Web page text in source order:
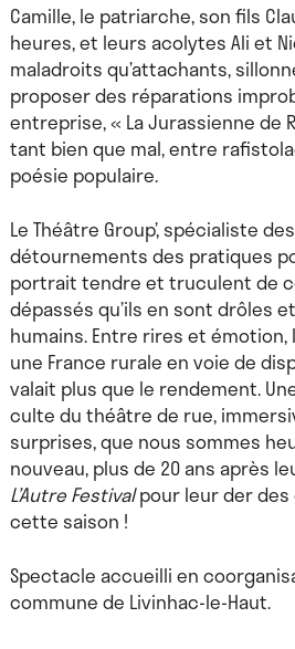
Camille, le patriarche, son fils
heures, et leurs acolytes Ali et
maladroits qu’attachants,
proposer des réparations
entreprise, « La Jurassienne de
tant bien que mal, entre
poésie populaire.
Le Théâtre Group’, spécialiste
détournements des pratiques
portrait tendre et truculent de
dépassés qu’ils en sont drôles
humains. Entre rires et
une France rurale en voie de
valait plus que le rendement.
culte du théâtre de rue,
surprises, que nous sommes
nouveau, plus de 20 ans après
L’Autre Festivalpour leur der
cette saison !
Spectacle accueilli en
commune de Livinhac-le-Haut.